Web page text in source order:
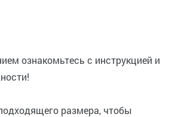
ознакомьтесь с инструкцией и
размера, чтобы